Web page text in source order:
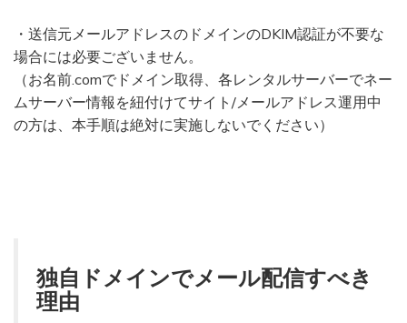
・送信元メールアドレスのドメインのDKIM認証が不要な
場合には必要ございません。
（お名前.comでドメイン取得、各レンタルサーバーでネー
ムサーバー情報を紐付けてサイト/メールアドレス運用中
の方は、本手順は絶対に実施しないでください）
独自ドメインでメール配信すべき
理由